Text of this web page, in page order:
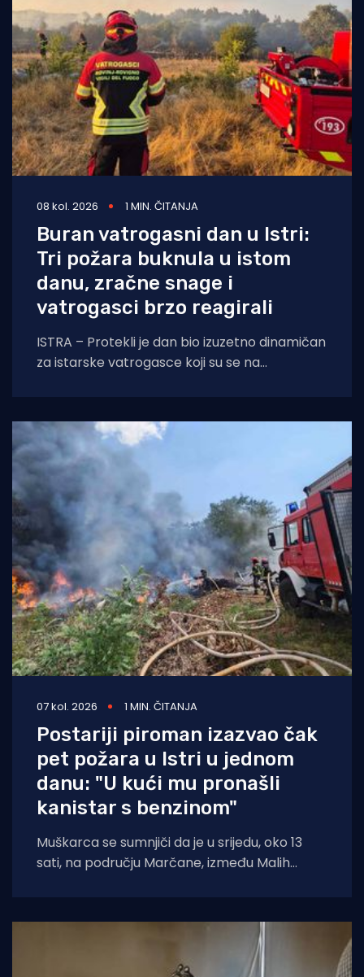
08 kol. 2026 1 MIN. ČITANJA
Buran vatrogasni dan u Istri:
Tri požara buknula u istom
danu, zračne snage i
vatrogasci brzo reagirali
ISTRA – Protekli je dan bio izuzetno dinamičan
za istarske vatrogasce koji su se na
07 kol. 2026 1 MIN. ČITANJA
Postariji piroman izazvao čak
pet požara u Istri u jednom
danu: "U kući mu pronašli
kanistar s benzinom"
Muškarca se sumnjiči da je u srijedu, oko 13
sati, na području Marčane, između Malih